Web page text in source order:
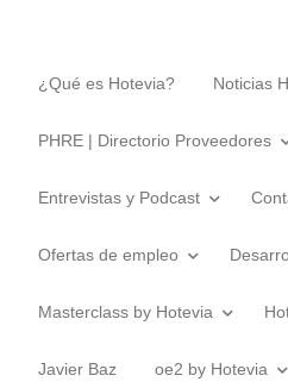
¿Qué es Hotevia? Noticias
PHRE | Directorio Proveedores
Entrevistas y Podcast
Ofertas de empleo
Masterclass by Hotevia
Javier Baz oe2 by Hotevia